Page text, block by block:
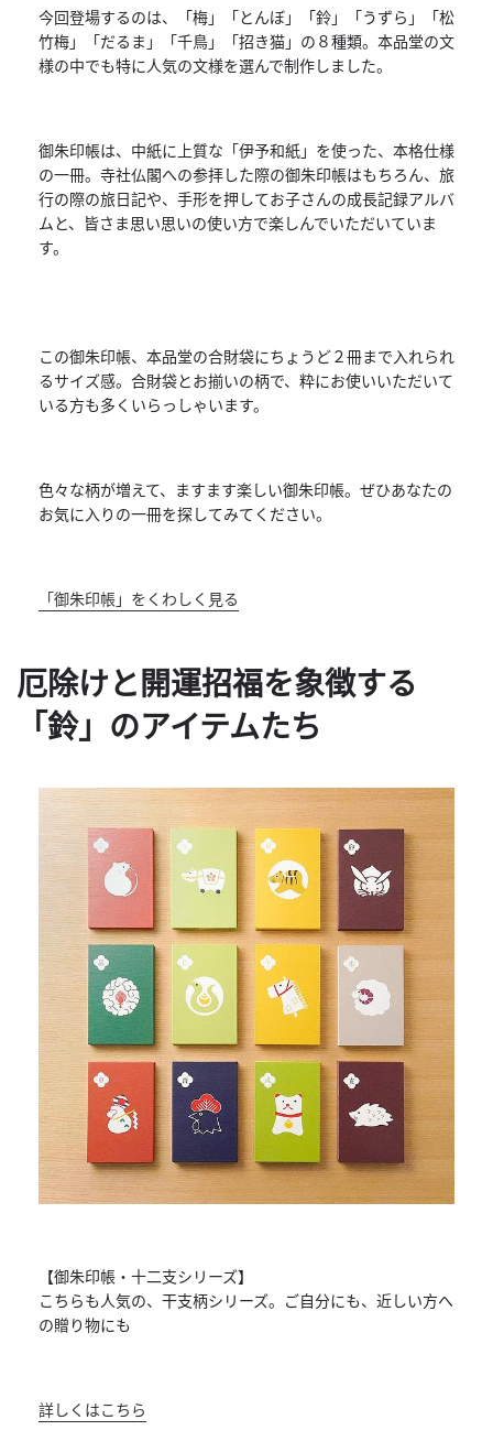
今回登場するのは、「梅」「とんぼ」「鈴」「うずら」「松
竹梅」
「だるま」「千鳥」「招き猫」の８種類。 本品堂の文
様の中でも特に人気の文様を選んで制作しました。
御朱印帳は、中紙に上質な「伊予和紙」を使った、 本格仕様
の一冊。寺社仏閣への参拝した際の御朱印帳はもちろん、 旅
行の際の旅日記や、 手形を押してお子さんの成長記録アルバ
ムと、 皆さま思い思いの使い方で楽しんでいただいていま
す。
この御朱印帳、 本品堂の合財袋にちょうど２冊まで入れられ
るサイズ感。 合財袋とお揃いの柄で、 粋にお使いいただいて
いる方も多くいらっしゃいます。
色々な柄が増えて、ますます楽しい御朱印帳。 ぜひあなたの
お気に入りの一冊を探してみてください。
「御朱印帳」をくわしく見る
厄除けと開運招福を象徴する
「鈴」のアイテムたち
【御朱印帳・十二支シリーズ】
こちらも人気の、干支柄シリーズ。ご自分にも、 近しい方へ
の贈り物にも
詳しくはこちら